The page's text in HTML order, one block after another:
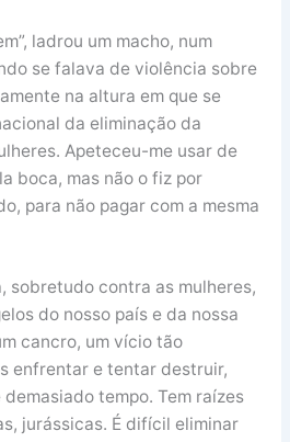
ladrou um macho, num
se falava de violência sobre
na altura em que se
da eliminação da
Apeteceu-me usar de
boca, mas não o fiz por
para não pagar com a mesma
sobretudo contra as mulheres,
do nosso país e da nossa
cancro, um vício tão
enfrentar e tentar destruir,
tempo. Tem raízes
jurássicas. É difícil eliminar